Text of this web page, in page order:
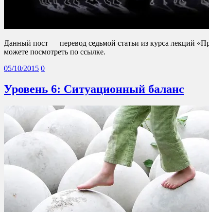
Данный пост — перевод седьмой статьи из курса лекций
можете посмотреть по ссылке.
05/10/2015 0
Уровень 6: Ситуационный баланс